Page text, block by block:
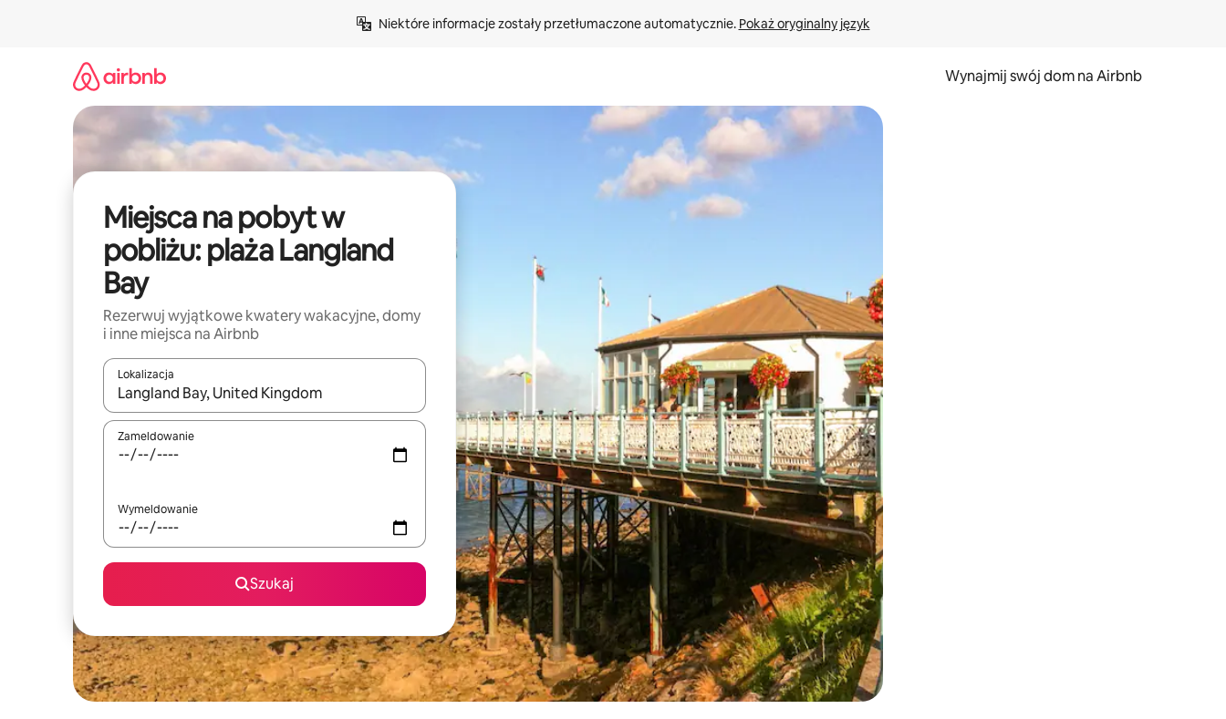
Niektóre informacje zostały przetłumaczone automatycznie. Pokaż oryginalny język
Wynajmij swój dom na Airbnb
Miejsca na pobyt w
pobliżu: plaża Langland
Bay
Rezerwuj wyjątkowe kwatery wakacyjne, domy
i inne miejsca na Airbnb
Lokalizacja
Gdy wyniki będą dostępne, możesz poruszać się po nich za pomocą klawiszy strzałek w górę i w dół lub przeglądać je za pomocą gestów dotykowych lub przesuwania.
Zameldowanie
Wymeldowanie
Szukaj